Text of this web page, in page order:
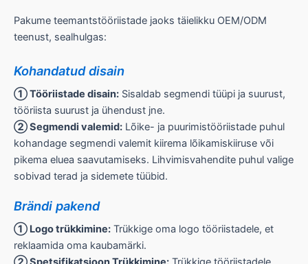
Pakume teemantstööriistade jaoks täielikku OEM/ODM
teenust, sealhulgas:
Kohandatud disain
① Tööriistade disain: Sisaldab segmendi tüüpi ja suurust,
tööriista suurust ja ühendust jne.
② Segmendi valemid: Lõike- ja puurimistööriistade puhul
kohandage segmendi valemit kiirema lõikamiskiiruse või
pikema eluea saavutamiseks. Lihvimisvahendite puhul valige
sobivad terad ja sidemete tüübid.
Brändi pakend
① Logo trükkimine: Trükkige oma logo tööriistadele, et
reklaamida oma kaubamärki.